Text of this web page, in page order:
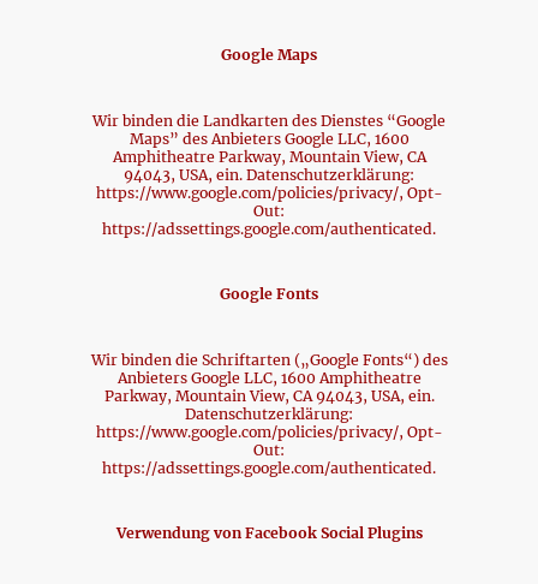
Google Maps
Wir binden die Landkarten des Dienstes “Google
Maps” des Anbieters Google LLC, 1600
Amphitheatre Parkway, Mountain View, CA
94043, USA, ein. Datenschutzerklärung:
https://www.google.com/policies/privacy/, Opt-
Out:
https://adssettings.google.com/authenticated.
Google Fonts
Wir binden die Schriftarten („Google Fonts“) des
Anbieters Google LLC, 1600 Amphitheatre
Parkway, Mountain View, CA 94043, USA, ein.
Datenschutzerklärung:
https://www.google.com/policies/privacy/, Opt-
Out:
https://adssettings.google.com/authenticated.
Verwendung von Facebook Social Plugins